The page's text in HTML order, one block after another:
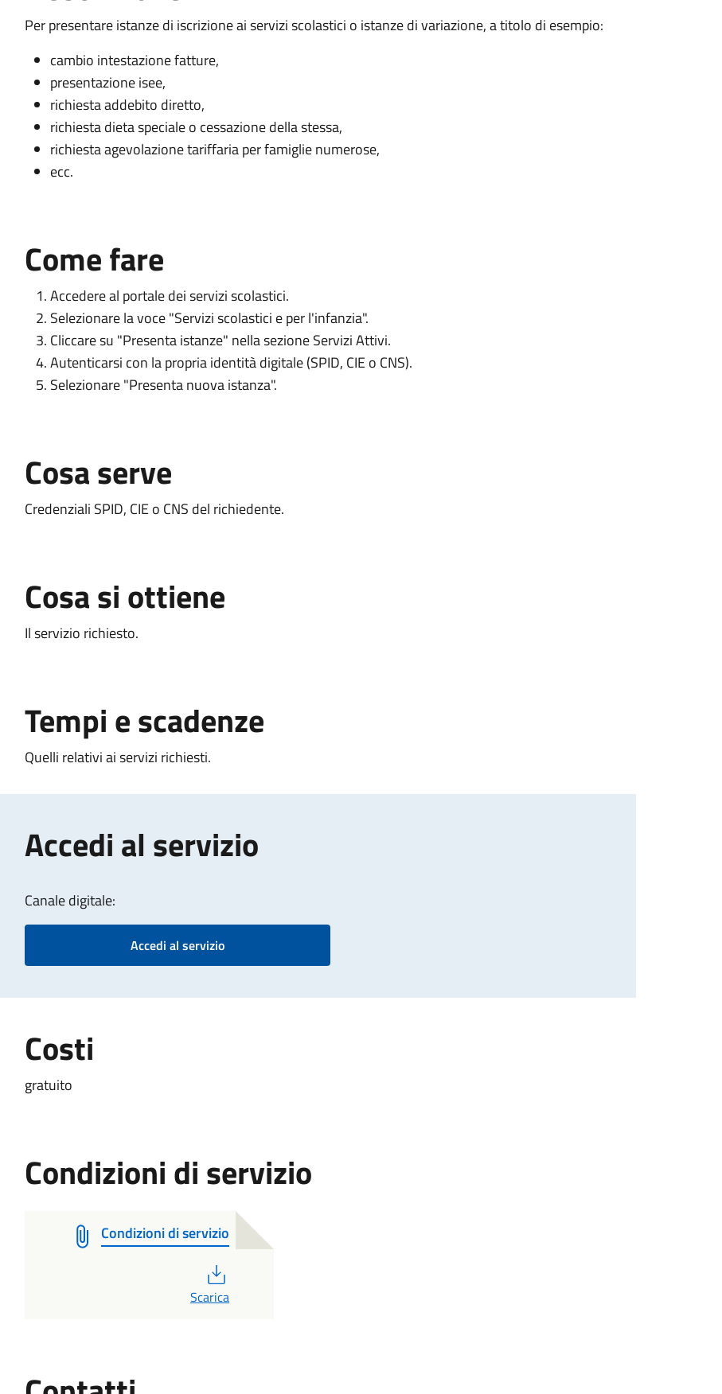
Per presentare istanze di iscrizione ai servizi scolastici o istanze di variazione, a titolo di esempio:
cambio intestazione fatture,
presentazione isee,
richiesta addebito diretto,
richiesta dieta speciale o cessazione della stessa,
richiesta agevolazione tariffaria per famiglie numerose,
ecc.
Come fare
Accedere al portale dei servizi scolastici.
Selezionare la voce "Servizi scolastici e per l'infanzia".
Cliccare su "Presenta istanze" nella sezione Servizi Attivi.
Autenticarsi con la propria identità digitale (SPID, CIE o CNS).
Selezionare "Presenta nuova istanza".
Cosa serve
Credenziali SPID, CIE o CNS del richiedente.
Cosa si ottiene
Il servizio richiesto.
Tempi e scadenze
Quelli relativi ai servizi richiesti.
Accedi al servizio
Canale digitale:
Accedi al servizio
Costi
gratuito
Condizioni di servizio
Condizioni di servizio
Scarica